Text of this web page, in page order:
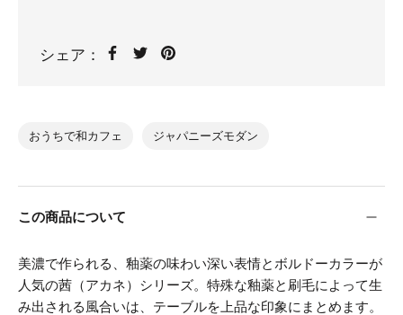
シェア：
おうちで和カフェ ジャパニーズモダン
この商品について
美濃で作られる、釉薬の味わい深い表情とボルドーカラーが
人気の茜（アカネ）シリーズ。特殊な釉薬と刷毛によって生
み出される風合いは、テーブルを上品な印象にまとめます。